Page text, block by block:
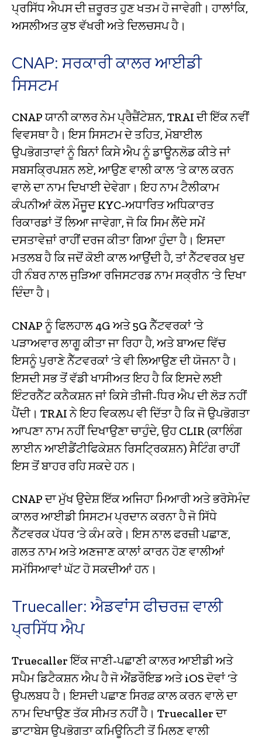
ਪ੍ਰਸਿੱਧ ਐਪਸ ਦੀ ਜ਼ਰੂਰਤ ਹੁਣ ਖਤਮ ਹੋ ਜਾਵੇਗੀ। ਹਾਲਾਂਕਿ,
ਅਸਲੀਅਤ ਕੁਝ ਵੱਖਰੀ ਅਤੇ ਦਿਲਚਸਪ ਹੈ।
CNAP: ਸਰਕਾਰੀ ਕਾਲਰ ਆਈਡੀ
ਸਿਸਟਮ
CNAP ਯਾਨੀ ਕਾਲਰ ਨੇਮ ਪ੍ਰੈਜ਼ੈਂਟੇਸ਼ਨ, TRAI ਦੀ ਇੱਕ ਨਵੀਂ
ਵਿਵਸਥਾ ਹੈ। ਇਸ ਸਿਸਟਮ ਦੇ ਤਹਿਤ, ਮੋਬਾਈਲ
ਉਪਭੋਗਤਾਵਾਂ ਨੂੰ ਬਿਨਾਂ ਕਿਸੇ ਐਪ ਨੂੰ ਡਾਊਨਲੋਡ ਕੀਤੇ ਜਾਂ
ਸਬਸਕ੍ਰਿਪਸ਼ਨ ਲਏ, ਆਉਣ ਵਾਲੀ ਕਾਲ ‘ਤੇ ਕਾਲ ਕਰਨ
ਵਾਲੇ ਦਾ ਨਾਮ ਦਿਖਾਈ ਦੇਵੇਗਾ। ਇਹ ਨਾਮ ਟੈਲੀਕਾਮ
ਕੰਪਨੀਆਂ ਕੋਲ ਮੌਜੂਦ KYC-ਅਧਾਰਿਤ ਅਧਿਕਾਰਤ
ਰਿਕਾਰਡਾਂ ਤੋਂ ਲਿਆ ਜਾਵੇਗਾ, ਜੋ ਕਿ ਸਿਮ ਲੈਂਦੇ ਸਮੇਂ
ਦਸਤਾਵੇਜ਼ਾਂ ਰਾਹੀਂ ਦਰਜ ਕੀਤਾ ਗਿਆ ਹੁੰਦਾ ਹੈ। ਇਸਦਾ
ਮਤਲਬ ਹੈ ਕਿ ਜਦੋਂ ਕੋਈ ਕਾਲ ਆਉਂਦੀ ਹੈ, ਤਾਂ ਨੈੱਟਵਰਕ ਖੁਦ
ਹੀ ਨੰਬਰ ਨਾਲ ਜੁੜਿਆ ਰਜਿਸਟਰਡ ਨਾਮ ਸਕ੍ਰੀਨ ‘ਤੇ ਦਿਖਾ
ਦਿੰਦਾ ਹੈ।
CNAP ਨੂੰ ਫਿਲਹਾਲ 4G ਅਤੇ 5G ਨੈੱਟਵਰਕਾਂ ‘ਤੇ
ਪੜਾਅਵਾਰ ਲਾਗੂ ਕੀਤਾ ਜਾ ਰਿਹਾ ਹੈ, ਅਤੇ ਬਾਅਦ ਵਿੱਚ
ਇਸਨੂੰ ਪੁਰਾਣੇ ਨੈੱਟਵਰਕਾਂ ‘ਤੇ ਵੀ ਲਿਆਉਣ ਦੀ ਯੋਜਨਾ ਹੈ।
ਇਸਦੀ ਸਭ ਤੋਂ ਵੱਡੀ ਖਾਸੀਅਤ ਇਹ ਹੈ ਕਿ ਇਸਦੇ ਲਈ
ਇੰਟਰਨੈੱਟ ਕਨੈਕਸ਼ਨ ਜਾਂ ਕਿਸੇ ਤੀਜੀ-ਧਿਰ ਐਪ ਦੀ ਲੋੜ ਨਹੀਂ
ਪੈਂਦੀ। TRAI ਨੇ ਇਹ ਵਿਕਲਪ ਵੀ ਦਿੱਤਾ ਹੈ ਕਿ ਜੋ ਉਪਭੋਗਤਾ
ਆਪਣਾ ਨਾਮ ਨਹੀਂ ਦਿਖਾਉਣਾ ਚਾਹੁੰਦੇ, ਉਹ CLIR (ਕਾਲਿੰਗ
ਲਾਈਨ ਆਈਡੈਂਟੀਫਿਕੇਸ਼ਨ ਰਿਸਟ੍ਰਿਕਸ਼ਨ) ਸੈਟਿੰਗ ਰਾਹੀਂ
ਇਸ ਤੋਂ ਬਾਹਰ ਰਹਿ ਸਕਦੇ ਹਨ।
CNAP ਦਾ ਮੁੱਖ ਉਦੇਸ਼ ਇੱਕ ਅਜਿਹਾ ਮਿਆਰੀ ਅਤੇ ਭਰੋਸੇਮੰਦ
ਕਾਲਰ ਆਈਡੀ ਸਿਸਟਮ ਪ੍ਰਦਾਨ ਕਰਨਾ ਹੈ ਜੋ ਸਿੱਧੇ
ਨੈੱਟਵਰਕ ਪੱਧਰ ‘ਤੇ ਕੰਮ ਕਰੇ। ਇਸ ਨਾਲ ਫਰਜ਼ੀ ਪਛਾਣ,
ਗਲਤ ਨਾਮ ਅਤੇ ਅਣਜਾਣ ਕਾਲਾਂ ਕਾਰਨ ਹੋਣ ਵਾਲੀਆਂ
ਸਮੱਸਿਆਵਾਂ ਘੱਟ ਹੋ ਸਕਦੀਆਂ ਹਨ।
Truecaller: ਐਡਵਾਂਸ ਫੀਚਰਜ਼ ਵਾਲੀ
ਪ੍ਰਸਿੱਧ ਐਪ
Truecaller ਇੱਕ ਜਾਣੀ-ਪਛਾਣੀ ਕਾਲਰ ਆਈਡੀ ਅਤੇ
ਸਪੈਮ ਡਿਟੈਕਸ਼ਨ ਐਪ ਹੈ ਜੋ ਐਂਡਰੌਇਡ ਅਤੇ iOS ਦੋਵਾਂ ‘ਤੇ
ਉਪਲਬਧ ਹੈ। ਇਸਦੀ ਪਛਾਣ ਸਿਰਫ਼ ਕਾਲ ਕਰਨ ਵਾਲੇ ਦਾ
ਨਾਮ ਦਿਖਾਉਣ ਤੱਕ ਸੀਮਤ ਨਹੀਂ ਹੈ। Truecaller ਦਾ
ਡਾਟਾਬੇਸ ਉਪਭੋਗਤਾ ਕਮਿਊਨਿਟੀ ਤੋਂ ਮਿਲਣ ਵਾਲੀ